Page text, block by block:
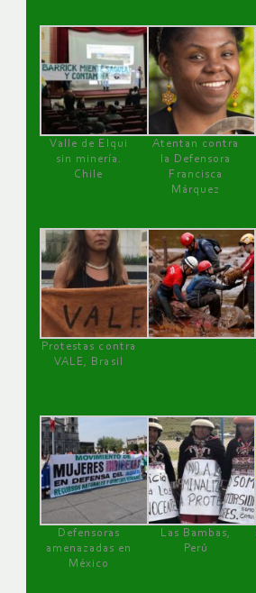
Valle de Elqui
sin minería.
Chile
Atentan contra
la Defensora
Francisca
Márquez
Protestas contra
VALE, Brasil
Defensoras
amenazadas en
México
Las Bambas,
Perú